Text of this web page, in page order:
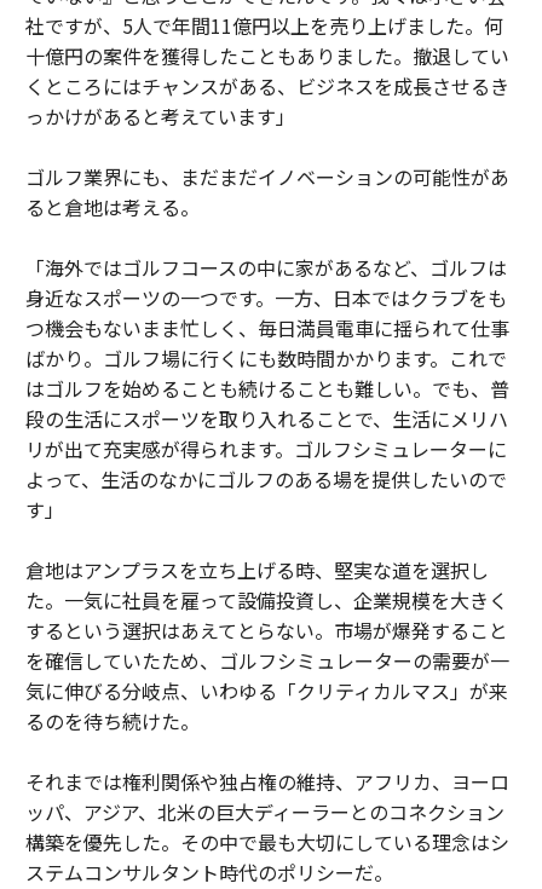
社ですが、5人で年間11億円以上を売り上げました。何
十億円の案件を獲得したこともありました。撤退してい
くところにはチャンスがある、ビジネスを成長させるき
っかけがあると考えています」
ゴルフ業界にも、まだまだイノベーションの可能性があ
ると倉地は考える。
「海外ではゴルフコースの中に家があるなど、ゴルフは
身近なスポーツの一つです。一方、日本ではクラブをも
つ機会もないまま忙しく、毎日満員電車に揺られて仕事
ばかり。ゴルフ場に行くにも数時間かかります。これで
はゴルフを始めることも続けることも難しい。でも、普
段の生活にスポーツを取り入れることで、生活にメリハ
リが出て充実感が得られます。ゴルフシミュレーターに
よって、生活のなかにゴルフのある場を提供したいので
す」
倉地はアンプラスを立ち上げる時、堅実な道を選択し
た。一気に社員を雇って設備投資し、企業規模を大きく
するという選択はあえてとらない。市場が爆発すること
を確信していたため、ゴルフシミュレーターの需要が一
気に伸びる分岐点、いわゆる「クリティカルマス」が来
るのを待ち続けた。
それまでは権利関係や独占権の維持、アフリカ、ヨーロ
ッパ、アジア、北米の巨大ディーラーとのコネクション
構築を優先した。その中で最も大切にしている理念はシ
ステムコンサルタント時代のポリシーだ。